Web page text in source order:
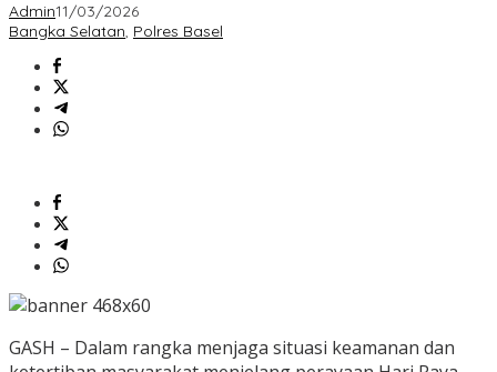
Admin11/03/2026
Bangka Selatan, Polres Basel
GASH – Dalam rangka menjaga situasi keamanan dan